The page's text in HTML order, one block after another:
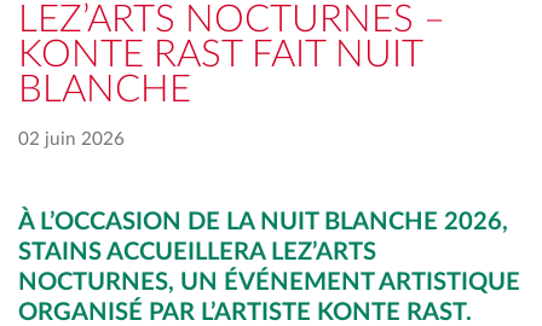
LEZ’ARTS NOCTURNES –
KONTE RAST FAIT NUIT
BLANCHE
02 juin 2026
À L’OCCASION DE LA NUIT BLANCHE 2026,
STAINS ACCUEILLERA LEZ’ARTS
NOCTURNES, UN ÉVÉNEMENT ARTISTIQUE
ORGANISÉ PAR L’ARTISTE KONTE RAST.